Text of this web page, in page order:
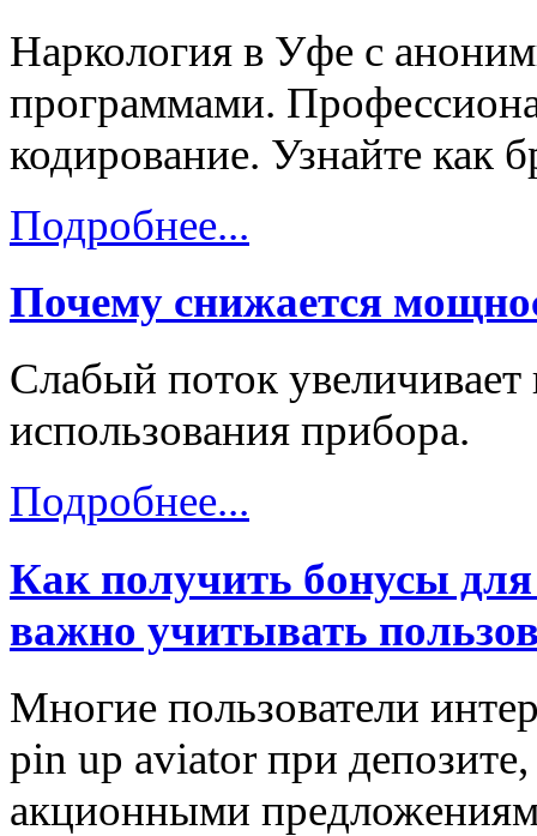
Наркология в Уфе с
программами.
кодирование. Узнайте как
Подробнее...
Почему снижается
Слабый поток
использования прибора.
Подробнее...
Как получить бонусы
важно учитывать
Многие пользователи
pin up aviator при
акционными